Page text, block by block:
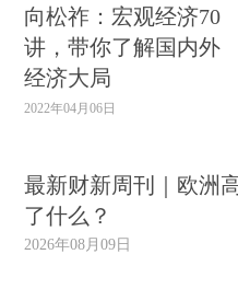
向松祚：宏观经济70
讲，带你了解国内外
经济大局
2022年04月06日
最新财新周刊｜欧洲
了什么？
2026年08月09日